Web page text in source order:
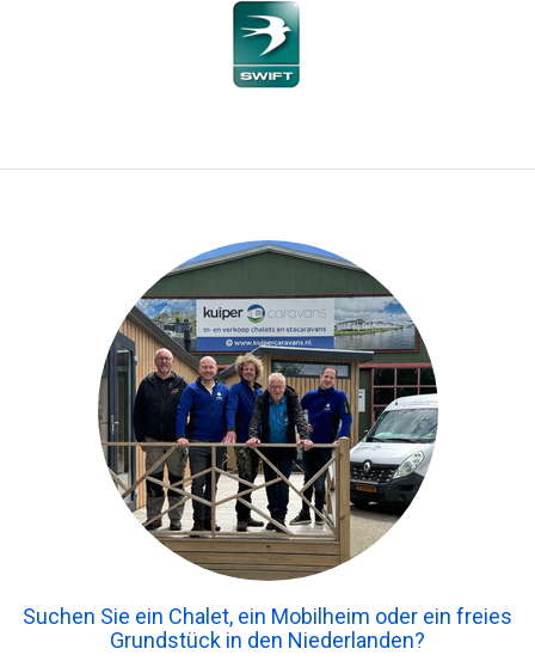
Suchen Sie ein Chalet, ein Mobilheim oder ein freies
Grundstück in den Niederlanden?